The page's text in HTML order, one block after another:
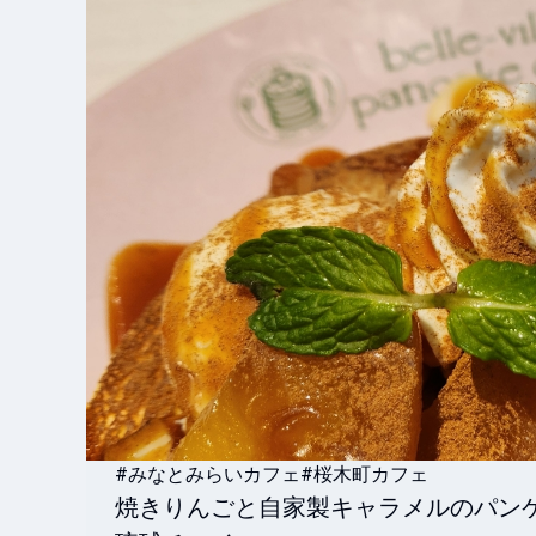
#みなとみらいカフェ#桜木町カフェ
焼きりんごと自家製キャラメルのパン